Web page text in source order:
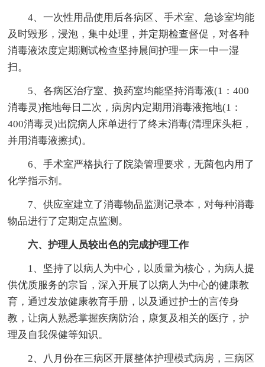
4、一次性用品使用后各病区、手术室、急诊室均能
及时毁形，浸泡，集中处理，并定期检查督促，对各种
消毒液浓度定期测试检查坚持晨间护理一床一中一湿
扫。
5、各病区治疗室、换药室均能坚持消毒液(1：400
消毒灵)拖地每日二次，病房内定期用消毒液拖地(1：
400消毒灵)出院病人床单进行了终末消毒(清理床头柜，
并用消毒液擦拭)。
6、手术室严格执行了院染管理要求，无菌包内用了
化学指示剂。
7、供应室建立了消毒物品监测记录本，对每种消毒
物品进行了定期定点监测。
六、护理人员较出色的完成护理工作
1、坚持了以病人为中心，以质量为核心，为病人提
供优质服务的宗旨，深入开展了以病人为中心的健康教
育，通过发放健康教育手册，以及通过护士的言传身
教，让病人熟悉掌握疾病防治，康复及相关的医疗，护
理及自我保健等知识。
2、八月份在三病区开展整体护理模式病房，三病区